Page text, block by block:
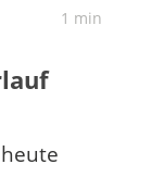
1 min